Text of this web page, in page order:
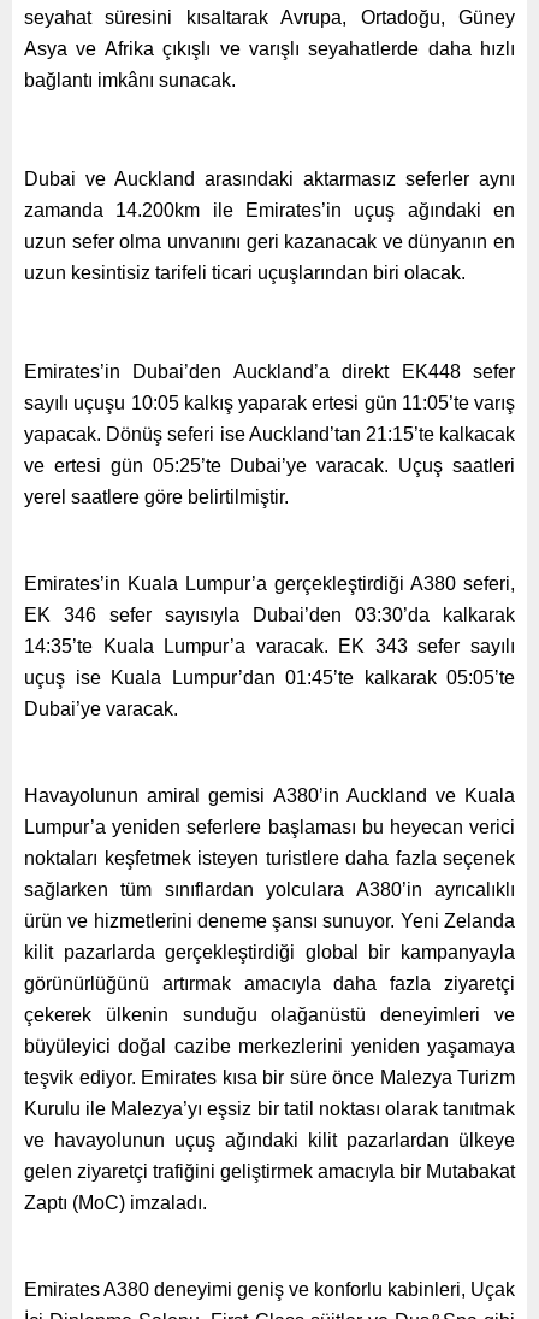
seyahat süresini kısaltarak Avrupa, Ortadoğu, Güney
Asya ve Afrika çıkışlı ve varışlı seyahatlerde daha hızlı
bağlantı imkânı sunacak.
Dubai ve Auckland arasındaki aktarmasız seferler aynı
zamanda 14.200km ile Emirates’in uçuş ağındaki en
uzun sefer olma unvanını geri kazanacak ve dünyanın en
uzun kesintisiz tarifeli ticari uçuşlarından biri olacak.
Emirates’in Dubai’den Auckland’a direkt EK448 sefer
sayılı uçuşu 10:05 kalkış yaparak ertesi gün 11:05’te varış
yapacak. Dönüş seferi ise Auckland’tan 21:15’te kalkacak
ve ertesi gün 05:25’te Dubai’ye varacak. Uçuş saatleri
yerel saatlere göre belirtilmiştir.
Emirates’in Kuala Lumpur’a gerçekleştirdiği A380 seferi,
EK 346 sefer sayısıyla Dubai’den 03:30’da kalkarak
14:35’te Kuala Lumpur’a varacak. EK 343 sefer sayılı
uçuş ise Kuala Lumpur’dan 01:45’te kalkarak 05:05’te
Dubai’ye varacak.
Havayolunun amiral gemisi A380’in Auckland ve Kuala
Lumpur’a yeniden seferlere başlaması bu heyecan verici
noktaları keşfetmek isteyen turistlere daha fazla seçenek
sağlarken tüm sınıflardan yolculara A380’in ayrıcalıklı
ürün ve hizmetlerini deneme şansı sunuyor. Yeni Zelanda
kilit pazarlarda gerçekleştirdiği global bir kampanyayla
görünürlüğünü artırmak amacıyla daha fazla ziyaretçi
çekerek ülkenin sunduğu olağanüstü deneyimleri ve
büyüleyici doğal cazibe merkezlerini yeniden yaşamaya
teşvik ediyor. Emirates kısa bir süre önce Malezya Turizm
Kurulu ile Malezya’yı eşsiz bir tatil noktası olarak tanıtmak
ve havayolunun uçuş ağındaki kilit pazarlardan ülkeye
gelen ziyaretçi trafiğini geliştirmek amacıyla bir Mutabakat
Zaptı (MoC) imzaladı.
Emirates A380 deneyimi geniş ve konforlu kabinleri, Uçak